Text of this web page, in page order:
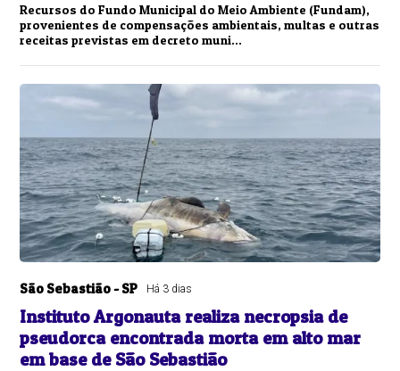
Recursos do Fundo Municipal do Meio Ambiente (Fundam),
provenientes de compensações ambientais, multas e outras
receitas previstas em decreto muni...
São Sebastião - SP Há 3 dias
Instituto Argonauta realiza necropsia de
pseudorca encontrada morta em alto mar
em base de São Sebastião